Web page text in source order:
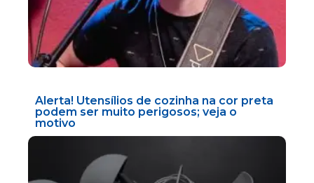
Alerta! Utensílios de cozinha na cor preta
podem ser muito perigosos; veja o
motivo